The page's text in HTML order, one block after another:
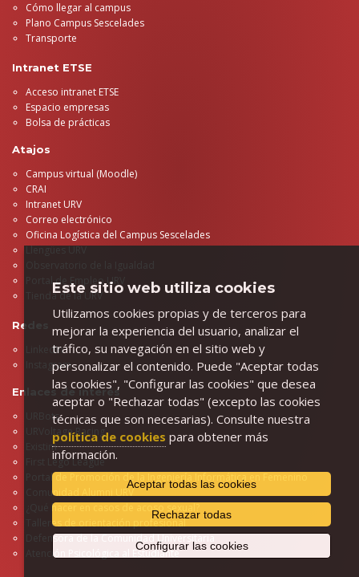
Cómo llegar al campus
Plano Campus Sescelades
Transporte
Intranet ETSE
Acceso intranet ETSE
Espacio empresas
Bolsa de prácticas
Atajos
Campus virtual (Moodle)
CRAI
Intranet URV
Correo electrónico
Oficina Logística del Campus Sescelades
Llengües URV
Portal de Empleo URV
Tienda de la URV
Redes
LinkedIn
Instagram
Enlaces de interés
URBots
URVoltage Racing
Existim
First Lego League
Portal de Promoción de la Ingeniería Informática en Femenino
Comunidad Alumni URV
¿Qué hacer en casos de acoso sexual?
Talleres de orientación profesional
Defensora de la Comunidad Universitaria
Atención Psicológica al Estudiante
Este sitio web utiliza cookies
Utilizamos cookies propias y de terceros para
mejorar la experiencia del usuario, analizar el
tráfico, su navegación en el sitio web y
personalizar el contenido. Puede "Aceptar todas
las cookies", "Configurar las cookies" que desea
aceptar o "Rechazar todas" (excepto las cookies
técnicas que son necesarias). Consulte nuestra
política de cookies para obtener más
información.
Aceptar todas las cookies
Rechazar todas
Configurar las cookies